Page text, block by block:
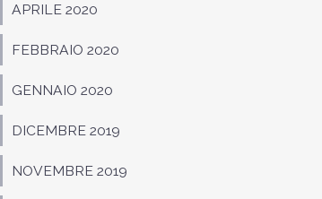
APRILE 2020
FEBBRAIO 2020
GENNAIO 2020
DICEMBRE 2019
NOVEMBRE 2019